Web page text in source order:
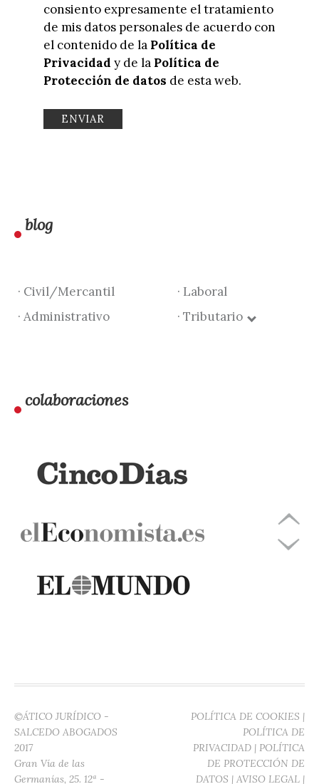
consiento expresamente el tratamiento
de mis datos personales de acuerdo con
el contenido de la Política de
Privacidad y de la Política de
Protección de datos de esta web.
blog
· Civil/Mercantil
· Laboral
· Administrativo
· Tributario
colaboraciones
©ÁTICO JURÍDICO -
SALCEDO ABOGADOS
2017
Gran Vía de las
Germanías, 25. 12ª -
POLÍTICA DE COOKIES |
POLÍTICA DE
PRIVACIDAD | POLÍTICA
DE PROTECCIÓN DE
DATOS | AVISO LEGAL |